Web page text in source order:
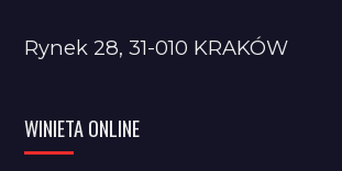
Rynek 28, 31-010 KRAKÓW
WINIETA ONLINE